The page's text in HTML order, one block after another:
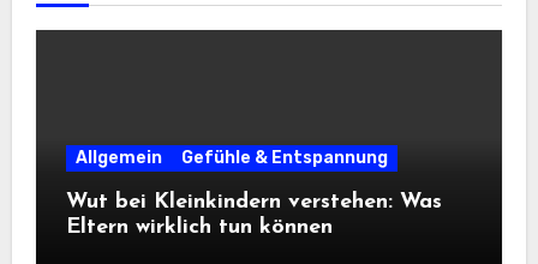
Allgemein Gefühle & Entspannung
Wut bei Kleinkindern verstehen: Was
Eltern wirklich tun können